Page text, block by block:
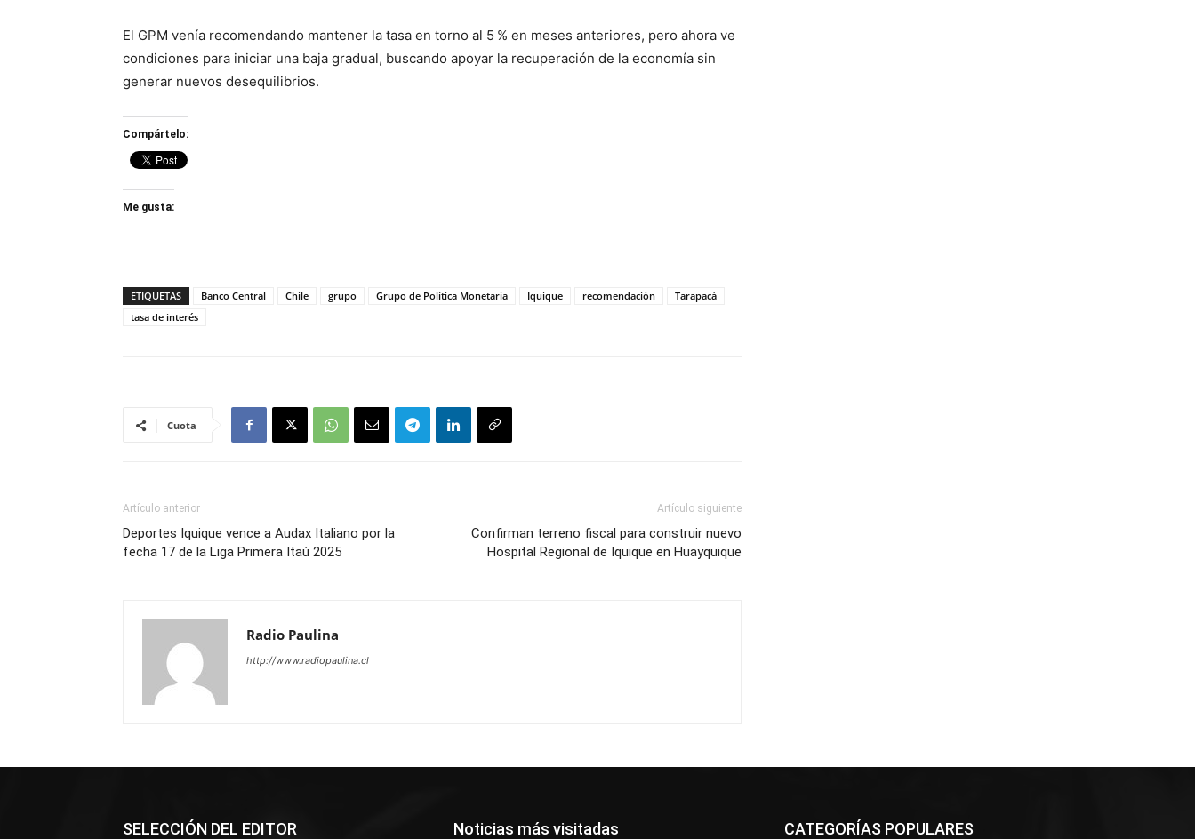
El GPM venía recomendando mantener la tasa en torno al 5 % en meses anteriores, pero ahora ve
condiciones para iniciar una baja gradual, buscando apoyar la recuperación de la economía sin
generar nuevos desequilibrios.
Compártelo:
Me gusta:
ETIQUETAS Banco Central Chile grupo Grupo de Política Monetaria Iquique recomendación
Tarapacá
tasa de interés
Cuota
Artículo anterior
Deportes Iquique vence a Audax Italiano por la
fecha 17 de la Liga Primera Itaú 2025
Artículo siguiente
Confirman terreno fiscal para construir nuevo
Hospital Regional de Iquique en Huayquique
Radio Paulina
http://www.radiopaulina.cl
SELECCIÓN DEL EDITOR Noticias más visitadas CATEGORÍAS POPULARES